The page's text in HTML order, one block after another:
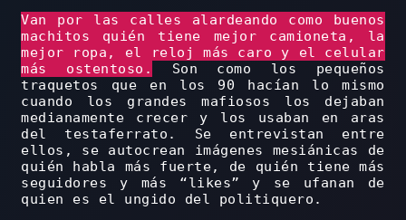
Van por las calles alardeando como buenos
machitos quién tiene mejor camioneta, la
mejor ropa, el reloj más caro y el celular
más ostentoso.
Son como los pequeños
traquetos que en los 90 hacían lo mismo
cuando los grandes mafiosos los dejaban
medianamente crecer y los usaban en aras
del testaferrato. Se entrevistan entre
ellos, se autocrean imágenes mesiánicas de
quién habla más fuerte, de quién tiene más
seguidores y más “likes” y se ufanan de
quien es el ungido del politiquero.